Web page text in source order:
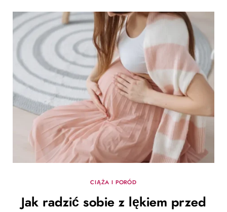
CIĄŻA I PORÓD
Jak radzić sobie z lękiem przed